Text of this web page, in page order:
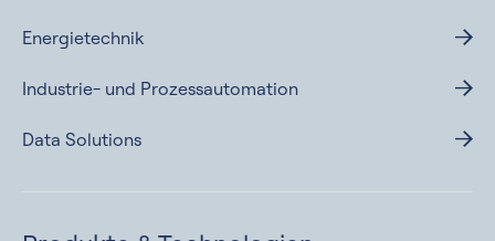
Energietechnik
Industrie- und Prozessautomation
Data Solutions